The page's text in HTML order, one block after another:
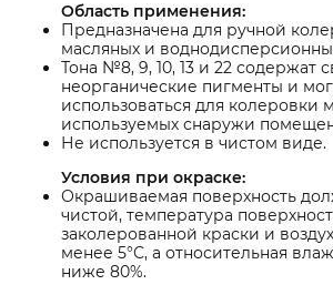
Область применения:
Предназначена для ручной
масляных и
Тона №8, 9, 10, 13 и 22 содержат
неорганические пигменты и
использоваться для колеровки
используемых снаружи
Не используется в чистом виде.
Условия при окраске:
Окрашиваемая поверхность
чистой, температура
заколерованной краски и
менее 5°С, а относительная
ниже 80%.